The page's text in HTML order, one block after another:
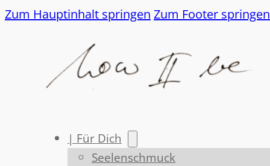
Zum Hauptinhalt springen Zum Footer springen
| Für Dich
Seelenschmuck